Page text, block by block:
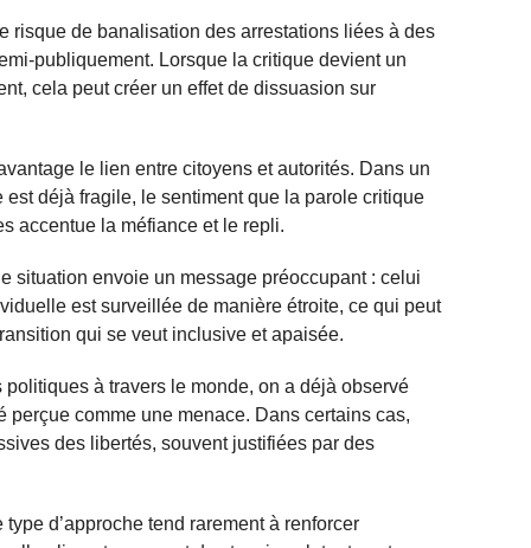
risque de banalisation des arrestations liées à des
publiquement. Lorsque la critique devient un
cela peut créer un effet de dissuasion sur
le lien entre citoyens et autorités. Dans un
déjà fragile, le sentiment que la parole critique
accentue la méfiance et le repli.
situation envoie un message préoccupant : celui
est surveillée de manière étroite, ce qui peut
qui se veut inclusive et apaisée.
à travers le monde, on a déjà observé
comme une menace. Dans certains cas,
des libertés, souvent justifiées par des
d’approche tend rarement à renforcer